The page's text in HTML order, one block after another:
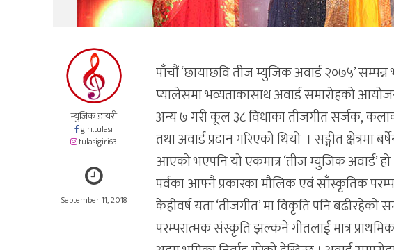
म्युजिक डायरी
giri.tulasi
tulasigiri63
September 11, 2018
पाँचौं ‘छायाछवि तीज म्युजिक अवार्ड २०७५’
प्यालेसमा भव्यताकासाथ अवार्ड समारोहको
अन्य ७ गरी कूल ३८ विधाका तीजगीत सर्जक,
तथा अवार्ड प्रदान गरिएको थियो । सङ्गीत
आएको भएपनि यो एकमात्र ‘तीज म्युजिक अवार्ड’
पर्वका आफ्नै प्रकारका मौलिक एवं साँस्कृतिक
केहीवर्ष यता ‘तीजगीत’ मा विकृति पनि
परम्परात्मक संस्कृति झल्कने गीतलाई मात्र